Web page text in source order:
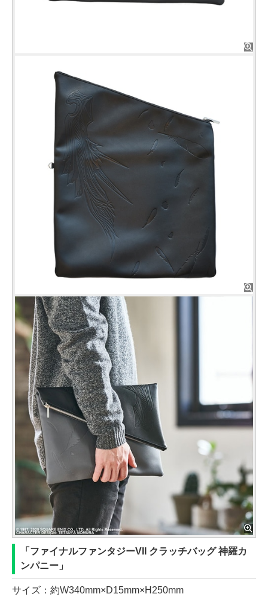
「ファイナルファンタジーVII クラッチバッグ 神羅カ
ンパニー」
サイズ：約W340mm×D15mm×H250mm